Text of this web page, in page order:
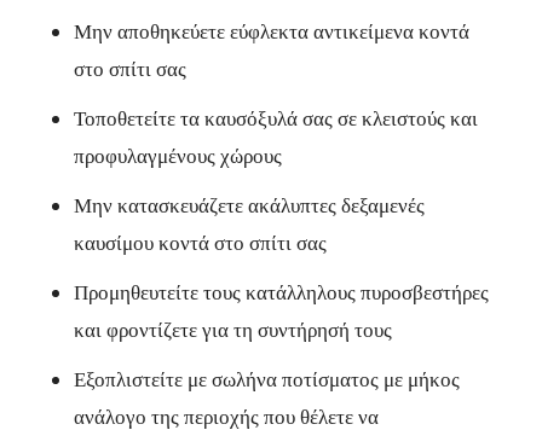
Μην αποθηκεύετε εύφλεκτα αντικείμενα κοντά
στο σπίτι σας
Τοποθετείτε τα καυσόξυλά σας σε κλειστούς και
προφυλαγμένους χώρους
Μην κατασκευάζετε ακάλυπτες δεξαμενές
καυσίμου κοντά στο σπίτι σας
Προμηθευτείτε τους κατάλληλους πυροσβεστήρες
και φροντίζετε για τη συντήρησή τους
Εξοπλιστείτε με σωλήνα ποτίσματος με μήκος
ανάλογο της περιοχής που θέλετε να